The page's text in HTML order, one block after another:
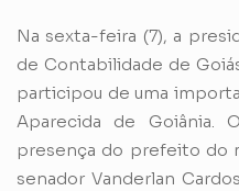
Na sexta-feira (7), a
de Contabilidade de
participou de uma
Aparecida de Goiânia.
presença do prefeito do
senador Vanderlan